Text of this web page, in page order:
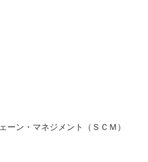
ン・マネジメント（ＳＣＭ）